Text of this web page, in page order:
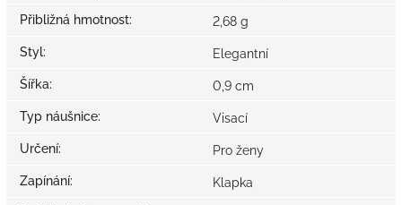
Přibližná hmotnost: 2,68 g
Styl: Elegantní
Šířka: 0,9 cm
Typ náušnice: Visací
Určení: Pro ženy
Zapínání: Klapka